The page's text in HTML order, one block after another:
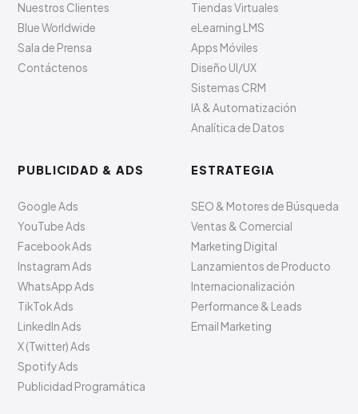
Nuestros Clientes
Blue Worldwide
Sala de Prensa
Contáctenos
Tiendas Virtuales
eLearning LMS
Apps Móviles
Diseño UI/UX
Sistemas CRM
IA & Automatización
Analítica de Datos
PUBLICIDAD & ADS
Google Ads
YouTube Ads
Facebook Ads
Instagram Ads
WhatsApp Ads
TikTok Ads
LinkedIn Ads
X (Twitter) Ads
Spotify Ads
Publicidad Programática
ESTRATEGIA
SEO & Motores de Búsqueda
Ventas & Comercial
Marketing Digital
Lanzamientos de Producto
Internacionalización
Performance & Leads
Email Marketing